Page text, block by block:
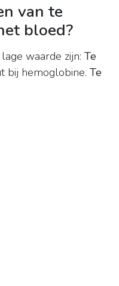
van te
bloed?
waarde zijn: Te
bij hemoglobine. Te